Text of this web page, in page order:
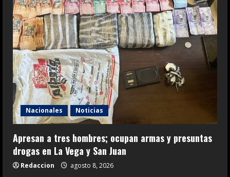
Nacionales Noticias
Apresan a tres hombres; ocupan armas y presuntas
drogas en La Vega y San Juan
Redaccion agosto 8, 2026